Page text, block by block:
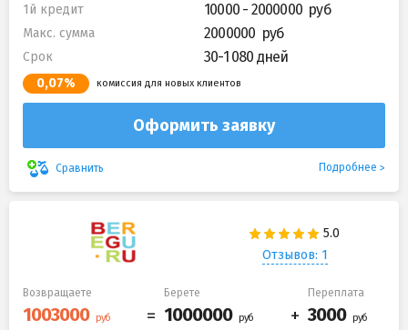
1й кредит 10000 - 2000000
Макс. сумма 2000000
Срок 30-1 080 дней
0,07% комиссия для новых клиентов
Оформить заявку
Сравнить Подробнее
Отзывов: 1
Возвращаете Берете Переплата